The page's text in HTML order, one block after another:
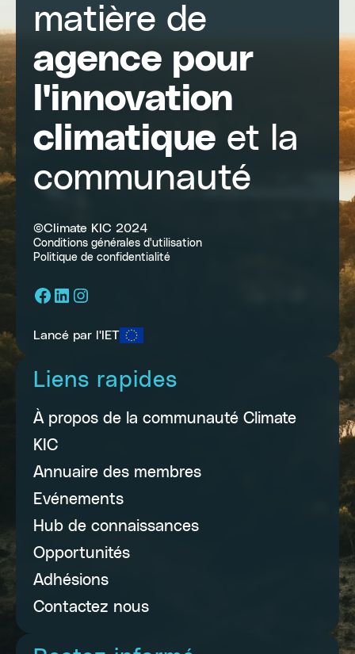
matière de
agence pour
l'innovation
climatique et la
communauté
©Climate KIC 2024
Conditions générales d'utilisation
Politique de confidentialité
Facebook
LinkedIn
Instagram
Lancé par l'IET
Liens rapides
À propos de la communauté Climate
KIC
Annuaire des membres
Evénements
Hub de connaissances
Opportunités
Adhésions
Contactez nous